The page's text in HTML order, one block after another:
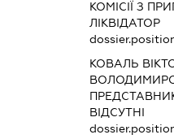
КОМІСІЇ З
ЛІКВІДАТОР
КОВАЛЬ
ВІДСУТНІ